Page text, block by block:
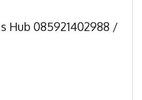
Hub 085921402988 /